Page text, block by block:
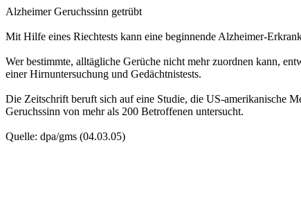
Alzheimer Geruchssinn getrübt
Mit Hilfe eines Riechtests kann eine beginnende Alzheimer-
Wer bestimmte, alltägliche Gerüche nicht mehr zuordnen kann,
einer Hirnuntersuchung und Gedächtnistests.
Die Zeitschrift beruft sich auf eine Studie, die US-amerikanische
Geruchssinn von mehr als 200 Betroffenen untersucht.
Quelle: dpa/gms (04.03.05)